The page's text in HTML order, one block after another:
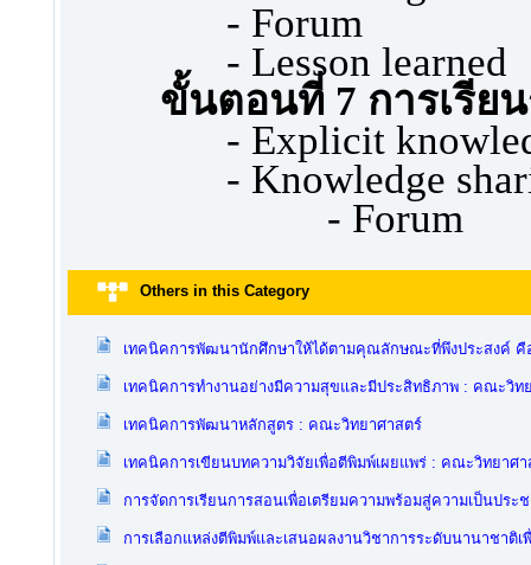
- Forum
- Lesson learned
ขั้นตอนที่ 7 การเรีย
- Explicit
- Knowledge
- Forum
Others in this Category
เทคนิคการพัฒนานักศึกษาให้ได้ตามคุณลักษณะที่พึงประสงค์
เทคนิคการทำงานอย่างมีความสุขและมีประสิทธิภาพ : คณะวิท
เทคนิคการพัฒนาหลักสูตร : คณะวิทยาศาสตร์
เทคนิคการเขียนบทความวิจัยเพื่อตีพิมพ์เผยแพร่ : คณะวิทยาศา
การจัดการเรียนการสอนเพื่อเตรียมความพร้อมสู่ความเป็นปร
การเลือกแหล่งตีพิมพ์และเสนอผลงานวิชาการระดับนานาชา